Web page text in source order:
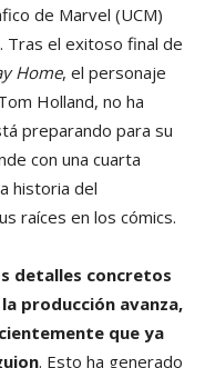
de Marvel (UCM)
Tras el exitoso final de
Home, el personaje
Holland, no ha
preparando para su
con una cuarta
historia del
raíces en los cómics.
detalles concretos
la producción avanza,
que ya
. Esto ha generado